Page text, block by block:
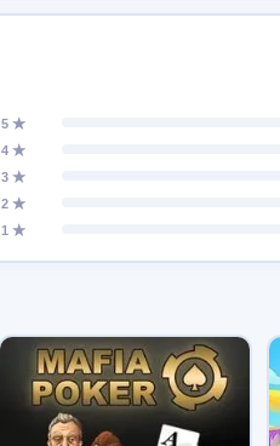
5 ★
4 ★
3 ★
2 ★
1 ★